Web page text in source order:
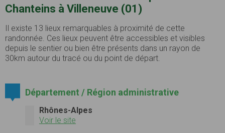
Chanteins à Villeneuve (01)
Il existe 13 lieux remarquables à proximité de cette
randonnée. Ces lieux peuvent être accessibles et visibles
depuis le sentier ou bien être présents dans un rayon de
30km autour du tracé ou du point de départ.
Département / Région administrative
Rhônes-Alpes
Voir le site